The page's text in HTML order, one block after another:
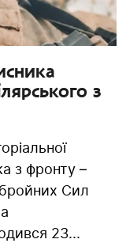
з
з фронту –
Сил
23...